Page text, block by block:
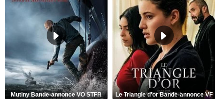
Mutiny Bande-annonce VO STFR Le Triangle d'or Bande-annonce VF